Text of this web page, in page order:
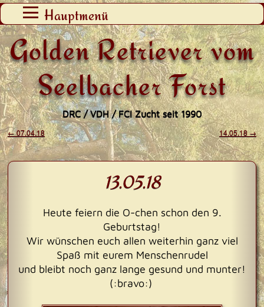
Golden Retriever vom
Seelbacher Forst
DRC / VDH / FCI Zucht seit 1990
Hauptmenü
Zum
Inhalt
springen
Beitragsnavigation
←07.04.18 14.05.18→
13.05.18
Heute feiern die O-chen schon den 9.
Geburtstag!
Wir wünschen euch allen weiterhin ganz viel
Spaß mit eurem Menschenrudel
und bleibt noch ganz lange gesund und munter!
(:bravo:)